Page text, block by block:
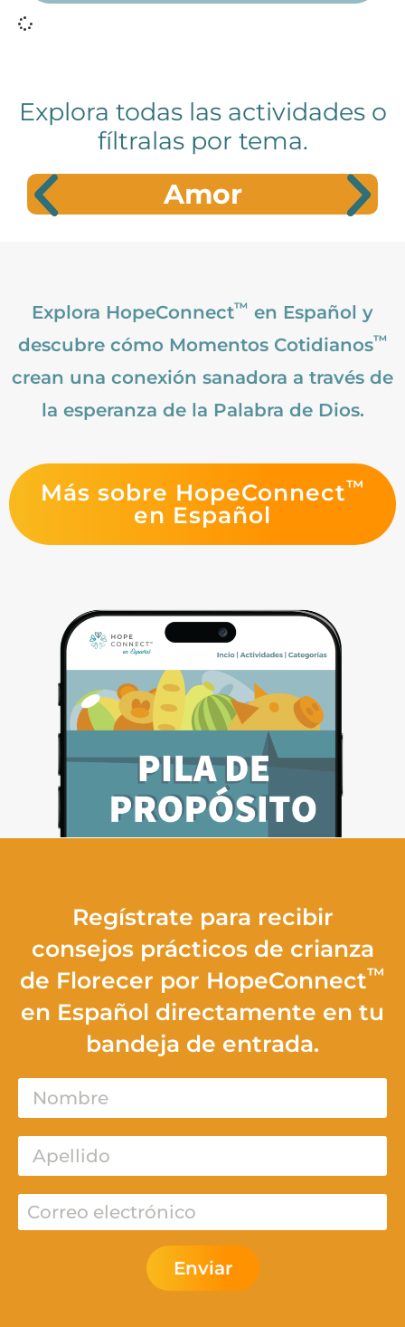
Explora todas las actividades o
fíltralas por tema.
Amor
Explora HopeConnect™ en Español y
descubre cómo Momentos Cotidianos™
crean una conexión sanadora a través de
la esperanza de la Palabra de Dios.
Más sobre HopeConnect™
en Español
Regístrate para recibir
consejos prácticos de crianza
de Florecer por HopeConnect™
en Español directamente en tu
bandeja de entrada.
Enviar